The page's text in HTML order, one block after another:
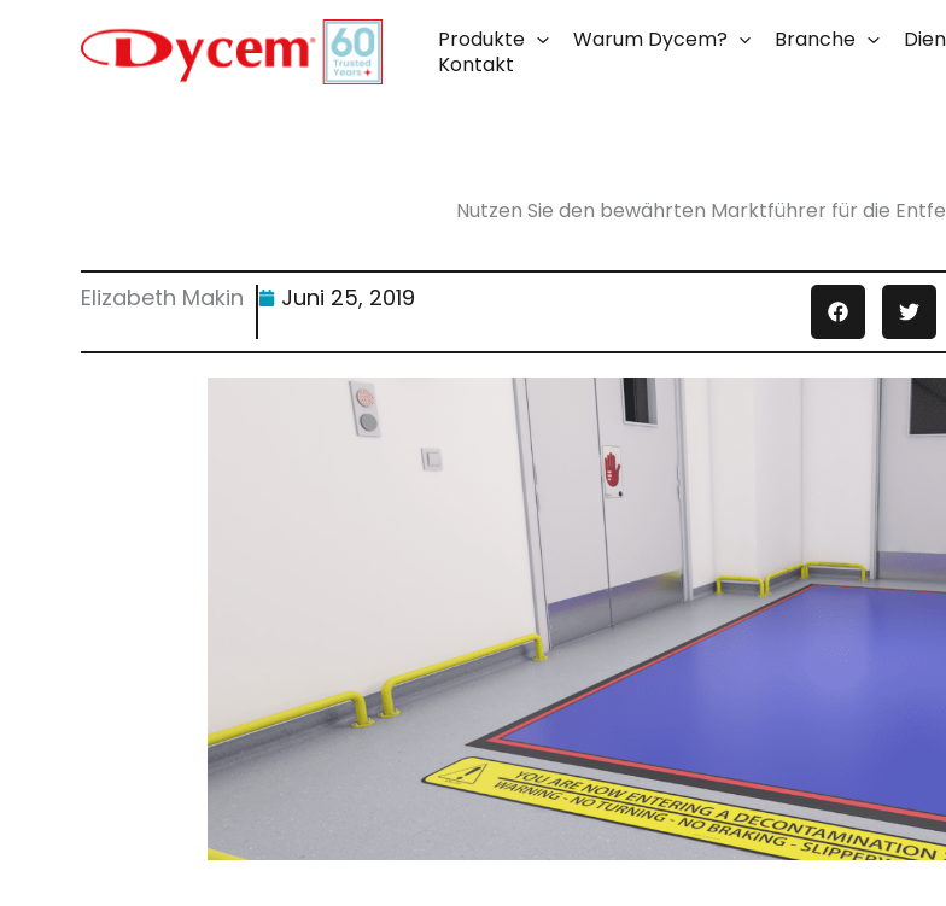
springen
Produkte Warum Dycem? Branche
Kontakt
Nutzen Sie den bewährten Marktführer für die
Elizabeth Makin Juni 25, 2019